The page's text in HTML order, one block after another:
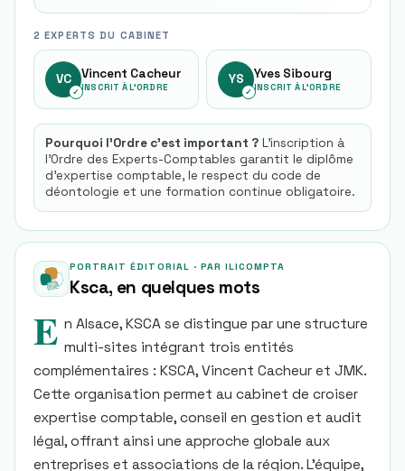
2 EXPERTS DU CABINET
VC
✓
Vincent Cacheur
INSCRIT À L'ORDRE
YS
✓
Yves Sibourg
INSCRIT À L'ORDRE
Pourquoi l'Ordre c'est important ? L'inscription à
l'Ordre des Experts-Comptables garantit le diplôme
d'expertise comptable, le respect du code de
déontologie et une formation continue obligatoire.
PORTRAIT ÉDITORIAL · PAR ILICOMPTA
Ksca, en quelques mots
E n Alsace, KSCA se distingue par une structure
multi-sites intégrant trois entités
complémentaires : KSCA, Vincent Cacheur et JMK.
Cette organisation permet au cabinet de croiser
expertise comptable, conseil en gestion et audit
légal, offrant ainsi une approche globale aux
entreprises et associations de la région. L’équipe,